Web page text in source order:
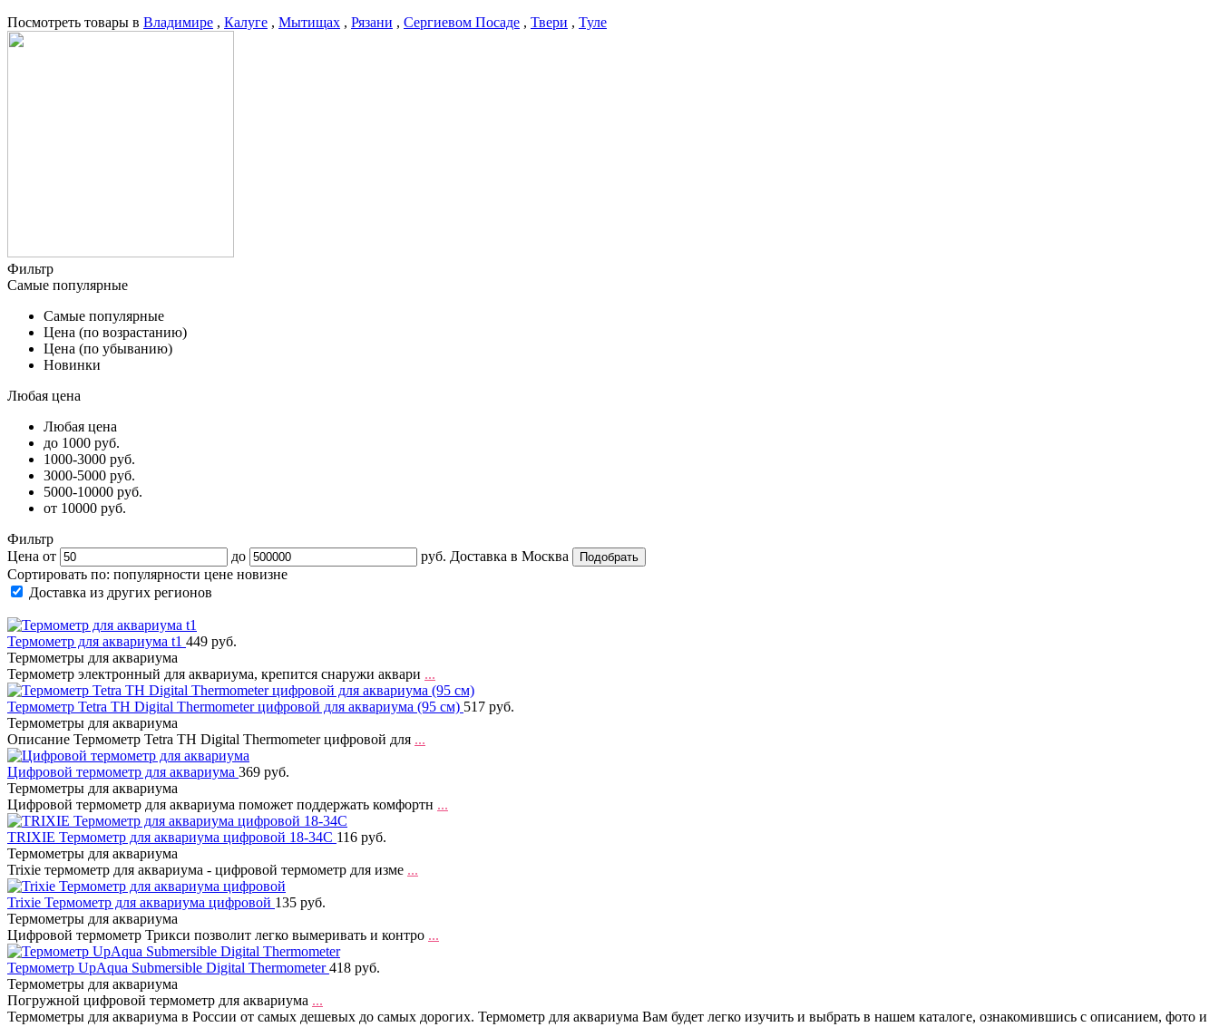
Посмотреть товары в Владимире , Калуге , Мытищах , Рязани , Сергиевом Посаде , Твери , Туле
Фильтр
Самые популярные
Самые популярные
Цена (по возрастанию)
Цена (по убыванию)
Новинки
Любая цена
Любая цена
до 1000 руб.
1000-3000 руб.
3000-5000 руб.
5000-10000 руб.
от 10000 руб.
Фильтр
Цена от
до руб. Доставка в Москва
Сортировать по: популярности цене новизне
Доставка из других регионов
Термометр для аквариума t1 449 руб.
Термометры для аквариума
Термометр электронный для аквариума, крепится снаружи аквари ...
Термометр Tetra TH Digital Thermometer цифровой для аквариума (95 см) 517 руб.
Термометры для аквариума
Описание Термометр Tetra TH Digital Thermometer цифровой для ...
Цифровой термометр для аквариума 369 руб.
Термометры для аквариума
Цифровой термометр для аквариума поможет поддержать комфортн ...
TRIXIE Термометр для аквариума цифровой 18-34С 116 руб.
Термометры для аквариума
Trixie термометр для аквариума - цифровой термометр для изме ...
Trixie Термометр для аквариума цифровой 135 руб.
Термометры для аквариума
Цифровой термометр Трикси позволит легко вымеривать и контро ...
Термометр UpAqua Submersible Digital Thermometer418 руб.
Термометры для аквариума
Погружной цифровой термометр для аквариума ...
Термометры для аквариума в России от самых дешевых до самых дорогих. Термометр для аквариума Вам будет легко изучить и выбрать в нашем каталоге, ознакомившись с описанием, фото и